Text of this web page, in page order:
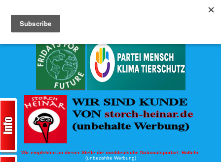
Wir empfehlen an dieser Stelle die norddeutsche Nationalsportart: Boßeln:
(unbezahlte Werbung)